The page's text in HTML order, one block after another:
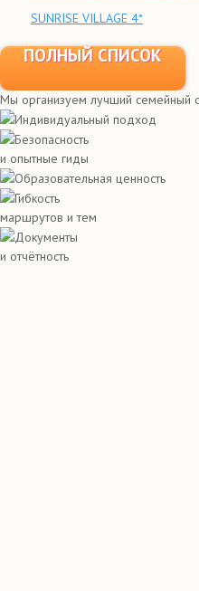
SUNRISE VILLAGE 4*
ПОЛНЫЙ СПИСОК
Мы организуем лучший семейный
Индивидуальный подход
Безопасность
и опытные гиды
Образовательная ценность
Гибкость
маршрутов и тем
Документы
и отчётность